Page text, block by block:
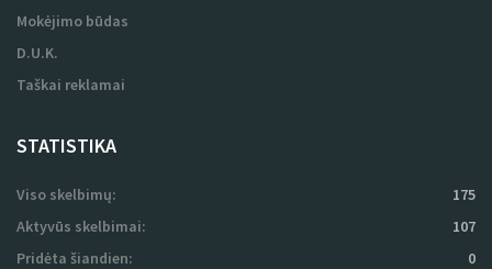
Mokėjimo būdas
D.U.K.
Taškai reklamai
STATISTIKA
Viso skelbimų:
175
Aktyvūs skelbimai:
107
Pridėta šiandien:
0